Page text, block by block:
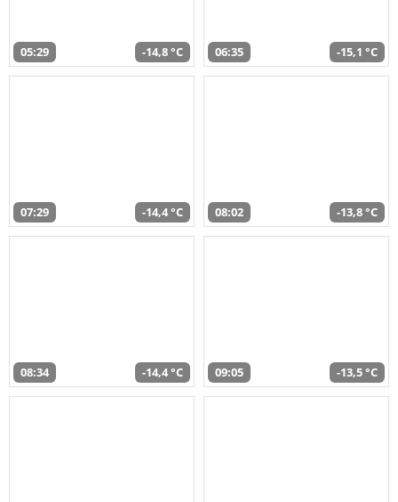
05:29 -14,8 °C 06:35 -15,1 °C
07:29 -14,4 °C 08:02 -13,8 °C
08:34 -14,4 °C 09:05 -13,5 °C